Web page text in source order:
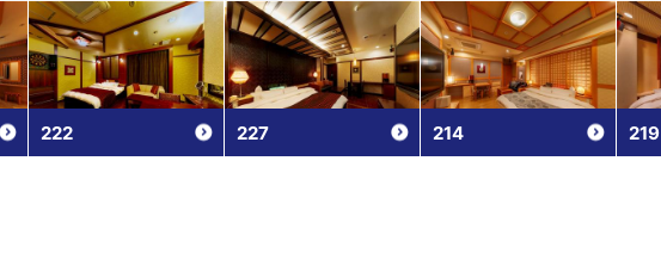
222 227 214 219